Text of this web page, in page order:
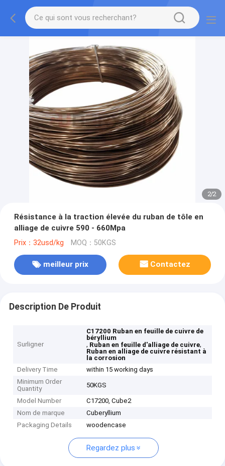
2/2
Résistance à la traction élevée du ruban de tôle en
alliage de cuivre 590 - 660Mpa
Prix：32usd/kg MOQ：50KGS
meilleur prix Contactez
Description De Produit
Surligner
C17200 Ruban en feuille de cuivre de
béryllium
, Ruban en feuille d'alliage de cuivre,
Ruban en alliage de cuivre résistant à
la corrosion
Delivery Time
within 15 working days
Minimum Order
Quantity
50KGS
Model Number
C17200, Cube2
Nom de marque
Cuberyllium
Packaging Details
woodencase
Regardez plus